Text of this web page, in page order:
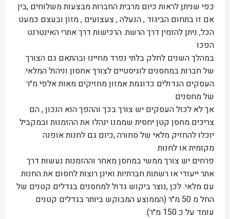
כפי שניתן לראות כיום מרבית החברות מבצעות משלוחים ,בין
אם זו בתחום הביגוד , הנעלה , צעצועים , מזון ובעצם כמעט
הכל, ניתן להזמין דרך הרשת. הרכישות דרך אתרי האינטרנט
הפכו
במהלך השנים לחלק בלתי נפרד מחיינו ובהתאם גם הצורך
של חברות במחסנים לוגיסטיים לצורך אחסון וניהול המלאי.
העסקים הגדולים כדוגמת אמזון מחזיקים מאות אלפי מ״ר
של מחסנים
אך לא לכול העסקים יש צורך בכך וההפך הוא הנכון , הם
צריכים מחסן קטן יחסית שממנו ינהלו את ההזמנות ובמקביל
יוכלו להחזיק מלאי של סחורה ,כיום גם לחנות אופנה
מקומית או לחנות
פרחים יש צורך ממשי במחסן מאחר וההזמנות נעשות דרך
אתר ייעודי או רשתות חברתיות ואינן רוצות לחסום את החנות
עם מלאי. לכן ,נוצר ביקוש גדול למחסנים בגדלים קטנים של
החל מ 50 מ״ר (הממוצע המבוקש ביותר בגדלים קטנים
עומד על כ 150 מ״ר).